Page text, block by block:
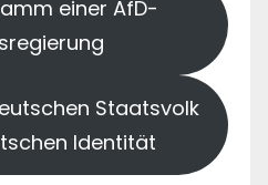
einer AfD-
Staatsvolk
Identität